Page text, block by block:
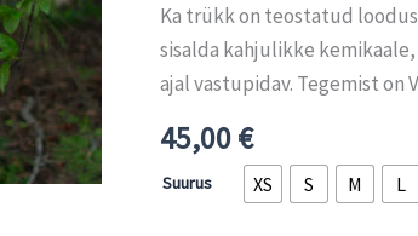
Ka trükk on teostatud
sisalda kahjulikke
ajal vastupidav. Tegemist on
45,00€
Suurus XS S M L